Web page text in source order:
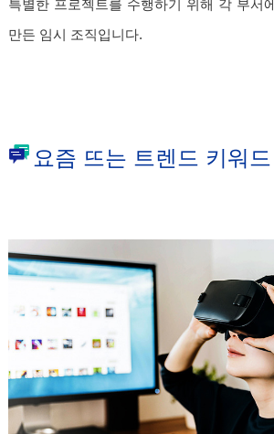
특별한 프로젝트를 수행하기 위해 각 부서
만든 임시 조직입니다.
요즘 뜨는 트렌드 키워드